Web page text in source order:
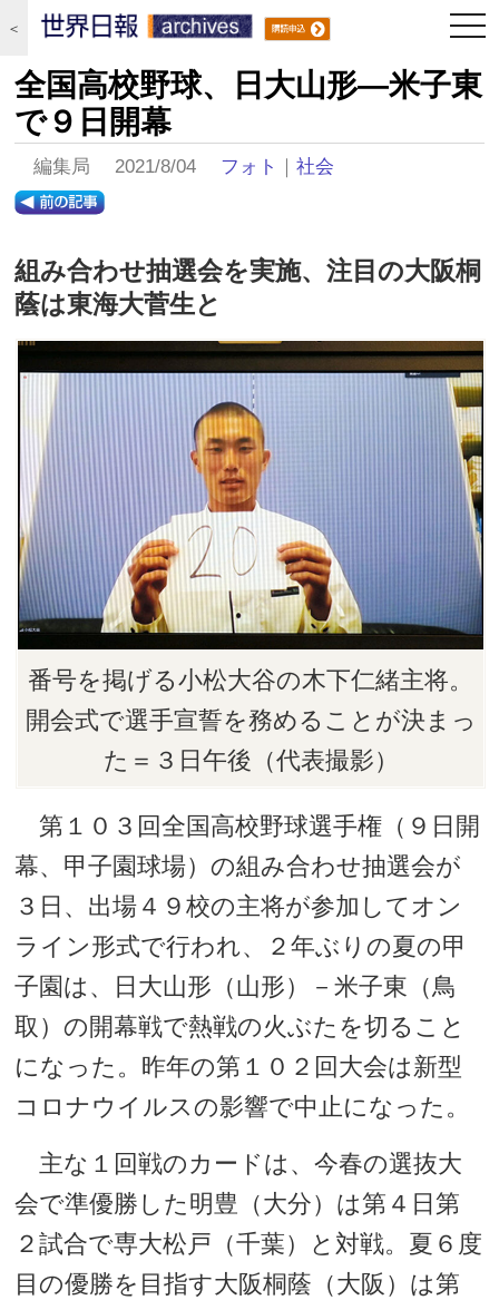
＜
全国高校野球、日大山形―米子東
で９日開幕
編集局 2021/8/04 フォト ｜社会
組み合わせ抽選会を実施、注目の大阪桐
蔭は東海大菅生と
番号を掲げる小松大谷の木下仁緒主将。
開会式で選手宣誓を務めることが決まっ
た＝３日午後（代表撮影）
第１０３回全国高校野球選手権（９日開
幕、甲子園球場）の組み合わせ抽選会が
３日、出場４９校の主将が参加してオン
ライン形式で行われ、２年ぶりの夏の甲
子園は、日大山形（山形）－米子東（鳥
取）の開幕戦で熱戦の火ぶたを切ること
になった。昨年の第１０２回大会は新型
コロナウイルスの影響で中止になった。
主な１回戦のカードは、今春の選抜大
会で準優勝した明豊（大分）は第４日第
２試合で専大松戸（千葉）と対戦。夏６度
目の優勝を目指す大阪桐蔭（大阪）は第